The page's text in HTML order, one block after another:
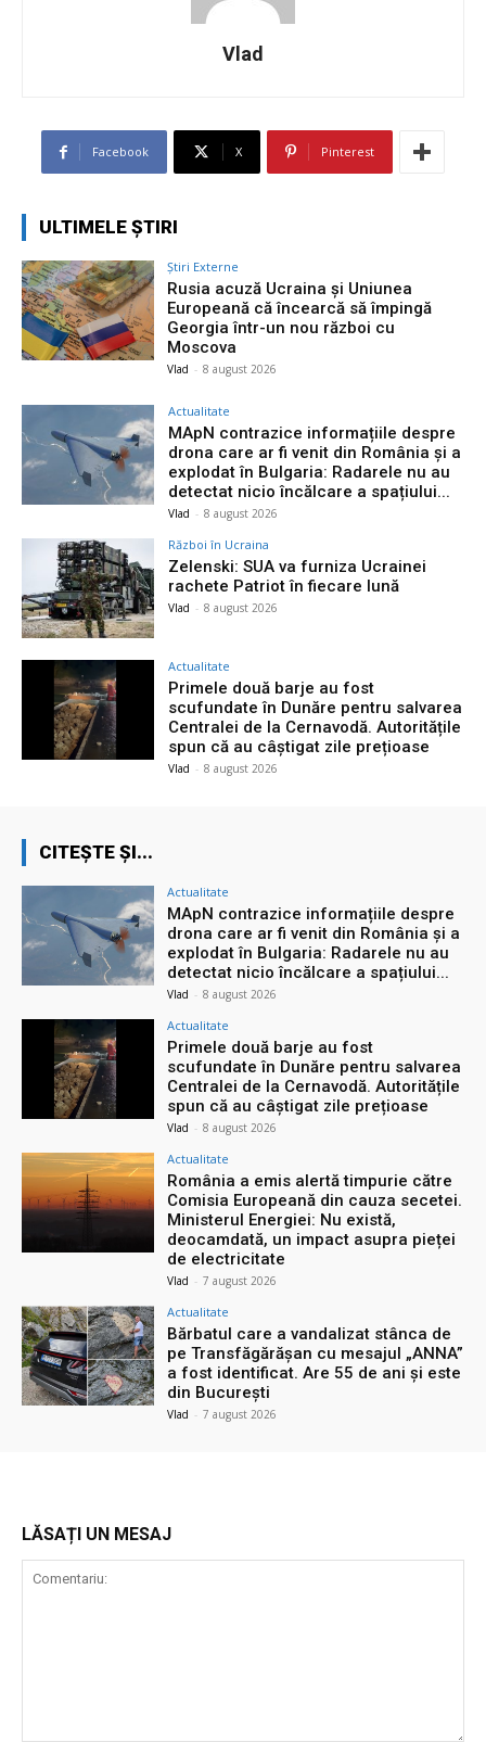
Vlad
Facebook X Pinterest
ULTIMELE ȘTIRI
Știri Externe
Rusia acuză Ucraina și Uniunea
Europeană că încearcă să împingă
Georgia într-un nou război cu
Moscova
Vlad - 8 august 2026
Actualitate
MApN contrazice informațiile despre
drona care ar fi venit din România și a
explodat în Bulgaria: Radarele nu au
detectat nicio încălcare a spațiului...
Vlad - 8 august 2026
Război în Ucraina
Zelenski: SUA va furniza Ucrainei
rachete Patriot în fiecare lună
Vlad - 8 august 2026
Actualitate
Primele două barje au fost
scufundate în Dunăre pentru salvarea
Centralei de la Cernavodă. Autoritățile
spun că au câștigat zile prețioase
Vlad - 8 august 2026
CITEȘTE ȘI...
Actualitate
MApN contrazice informațiile despre
drona care ar fi venit din România și a
explodat în Bulgaria: Radarele nu au
detectat nicio încălcare a spațiului...
Vlad - 8 august 2026
Actualitate
Primele două barje au fost
scufundate în Dunăre pentru salvarea
Centralei de la Cernavodă. Autoritățile
spun că au câștigat zile prețioase
Vlad - 8 august 2026
Actualitate
România a emis alertă timpurie către
Comisia Europeană din cauza secetei.
Ministerul Energiei: Nu există,
deocamdată, un impact asupra pieței
de electricitate
Vlad - 7 august 2026
Actualitate
Bărbatul care a vandalizat stânca de
pe Transfăgărășan cu mesajul „ANNA”
a fost identificat. Are 55 de ani și este
din București
Vlad - 7 august 2026
LĂSAȚI UN MESAJ